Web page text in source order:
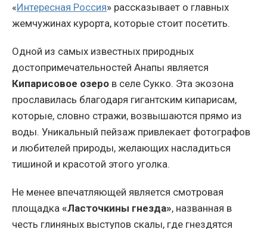
«Интересная Россия» рассказывает о главных
жемчужинах курорта, которые стоит посетить.
Одной из самых известных природных
достопримечательностей Анапы является
Кипарисовое озеро в селе Сукко. Эта экозона
прославилась благодаря гигантским кипарисам,
которые, словно стражи, возвышаются прямо из
воды. Уникальный пейзаж привлекает фотографов
и любителей природы, желающих насладиться
тишиной и красотой этого уголка.
Не менее впечатляющей является смотровая
площадка «Ласточкины гнезда», названная в
честь глиняных выступов скалы, где гнездятся